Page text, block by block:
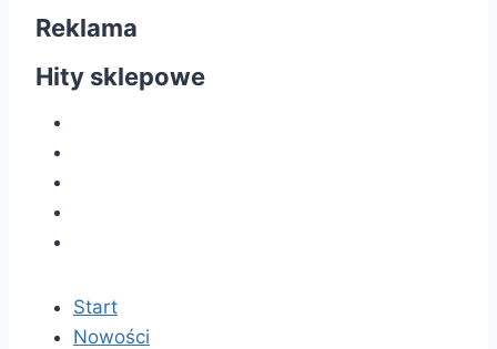
Reklama
Hity sklepowe
Start
Nowości